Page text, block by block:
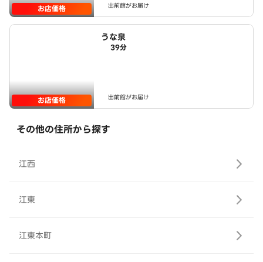
お店価格 出前館がお届け
お店価格
うな泉
39分
出前館がお届け
その他の住所から探す
江西
江東
江東本町